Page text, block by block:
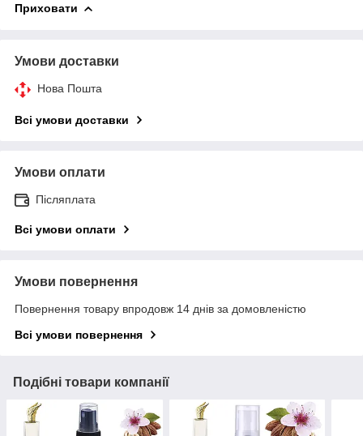
Приховати
Умови доставки
Нова Пошта
Всі умови доставки
Умови оплати
Післяплата
Всі умови оплати
Умови повернення
Повернення товару впродовж 14 днів за домовленістю
Всі умови повернення
Подібні товари компанії